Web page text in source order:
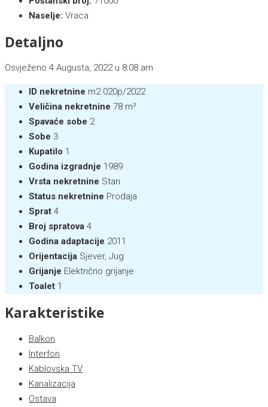
Naselje: Vraca
Detaljno
Osvježeno 4 Augusta, 2022 u 8:08 am
ID nekretnine m2 020p/2022
Veličina nekretnine 78 m²
Spavaće sobe 2
Sobe 3
Kupatilo 1
Godina izgradnje 1989
Vrsta nekretnine Stan
Status nekretnine Prodaja
Sprat 4
Broj spratova 4
Godina adaptacije 2011
Orijentacija Sjever, Jug
Grijanje Električno grijanje
Toalet 1
Karakteristike
Balkon
Interfon
Kablovska TV
Kanalizacija
Ostava